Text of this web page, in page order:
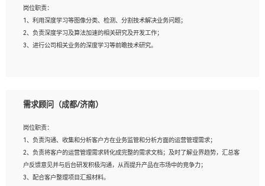
常用框架和技术Springboot、Shiro、springcloud等；熟悉Linux常用命令和了解常
用脚本语言，较丰富的线上系统运维经验，复杂问题排查思路清晰。
AI算法框架，对人脸识别、目标检测、图像识别、OCR、NLP等AI算法有深刻理
解。具有AI平台级产品/解决方案从业经验者优先。具有大数据技术背景者优先；
6、具备良好的客户意识与沟通能力，善于学习思考、创新与团队协作，认真负责、
执行力与抗压力强。
岗位职责：
1、利用深度学习等图像分类、检测、分割技术解决业务问题；
2、负责深度学习及算法加速的相关研究及开发工作；
3、进行公司相关业务的深度学习等前瞻技术研究。
2、2年以上图像处理开发经验，熟悉python和spark开发；
深度学习系统环境；
4、熟悉OPENCV、HALCON等常用图像处理软件，熟练进行图像处理；
5、熟悉主流的分类算法、聚类算法和关联分析算法原理，能熟练使用神经网络算法
的进行业务建模；
6、对OCR领域有深入的研究，熟悉模型调参，压缩和整型化方法；
需求顾问（成都/济南）
岗位职责：
1、负责沟通、收集和分析客户方在业务监管和分析方面的运营管理需求；
2、负责将客户的运营管理需求转化成完整的需求文档；及时了解业界趋势，汇总客
户反馈意见并与后台研发积极沟通，从而提升产品在市场中的竞争力；
3、配合客户整理项目汇报材料。